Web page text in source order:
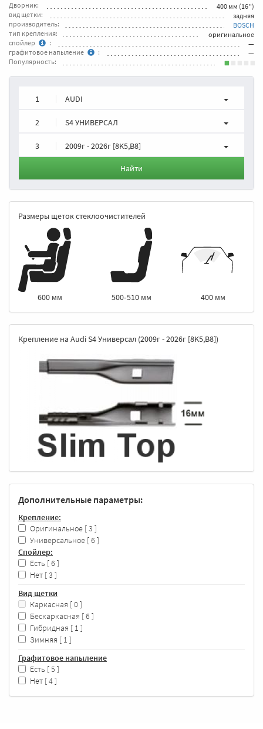
Дворник:
400 мм (16'')
вид щетки:
задняя
производитель:
BOSCH
тип крепления:
оригинальное
спойлер
:
—
графитовое напыление
:
—
Популярность:
1 AUDI
2 S4 УНИВЕРСАЛ
3 2009г - 2026г [8K5,B8]
Найти
Размеры щеток стеклоочистителей
600 мм 500‑510 мм 400 мм
Крепление на Audi S4 Универсал (2009г - 2026г [8K5,B8])
Дополнительные параметры:
Крепление:
Оригинальное [ 3 ]
Универсальное [ 6 ]
Спойлер:
Есть [ 6 ]
Нет [ 3 ]
Вид щетки
Каркасная [ 0 ]
Бескаркасная [ 6 ]
Гибридная [ 1 ]
Зимняя [ 1 ]
Графитовое напыление
Есть [ 5 ]
Нет [ 4 ]